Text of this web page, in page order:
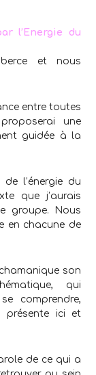
l’Energie du
berce et nous
entre toutes
une
guidée à la
l’énergie du
que j’aurais
groupe. Nous
en chacune de
son
qui
comprendre,
présente ici et
de ce qui a